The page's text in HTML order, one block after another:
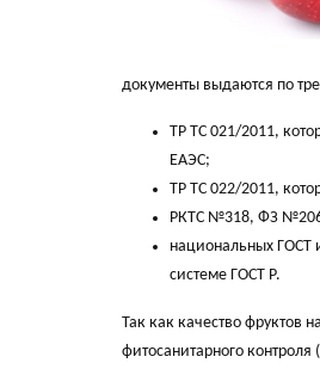
документы выдаются по
ТР ТС 021/2011,
ЕАЭС;
ТР ТС 022/2011,
РКТС №318, ФЗ №206
национальных ГОСТ
системе ГОСТ Р.
Так как качество фруктов
фитосанитарного